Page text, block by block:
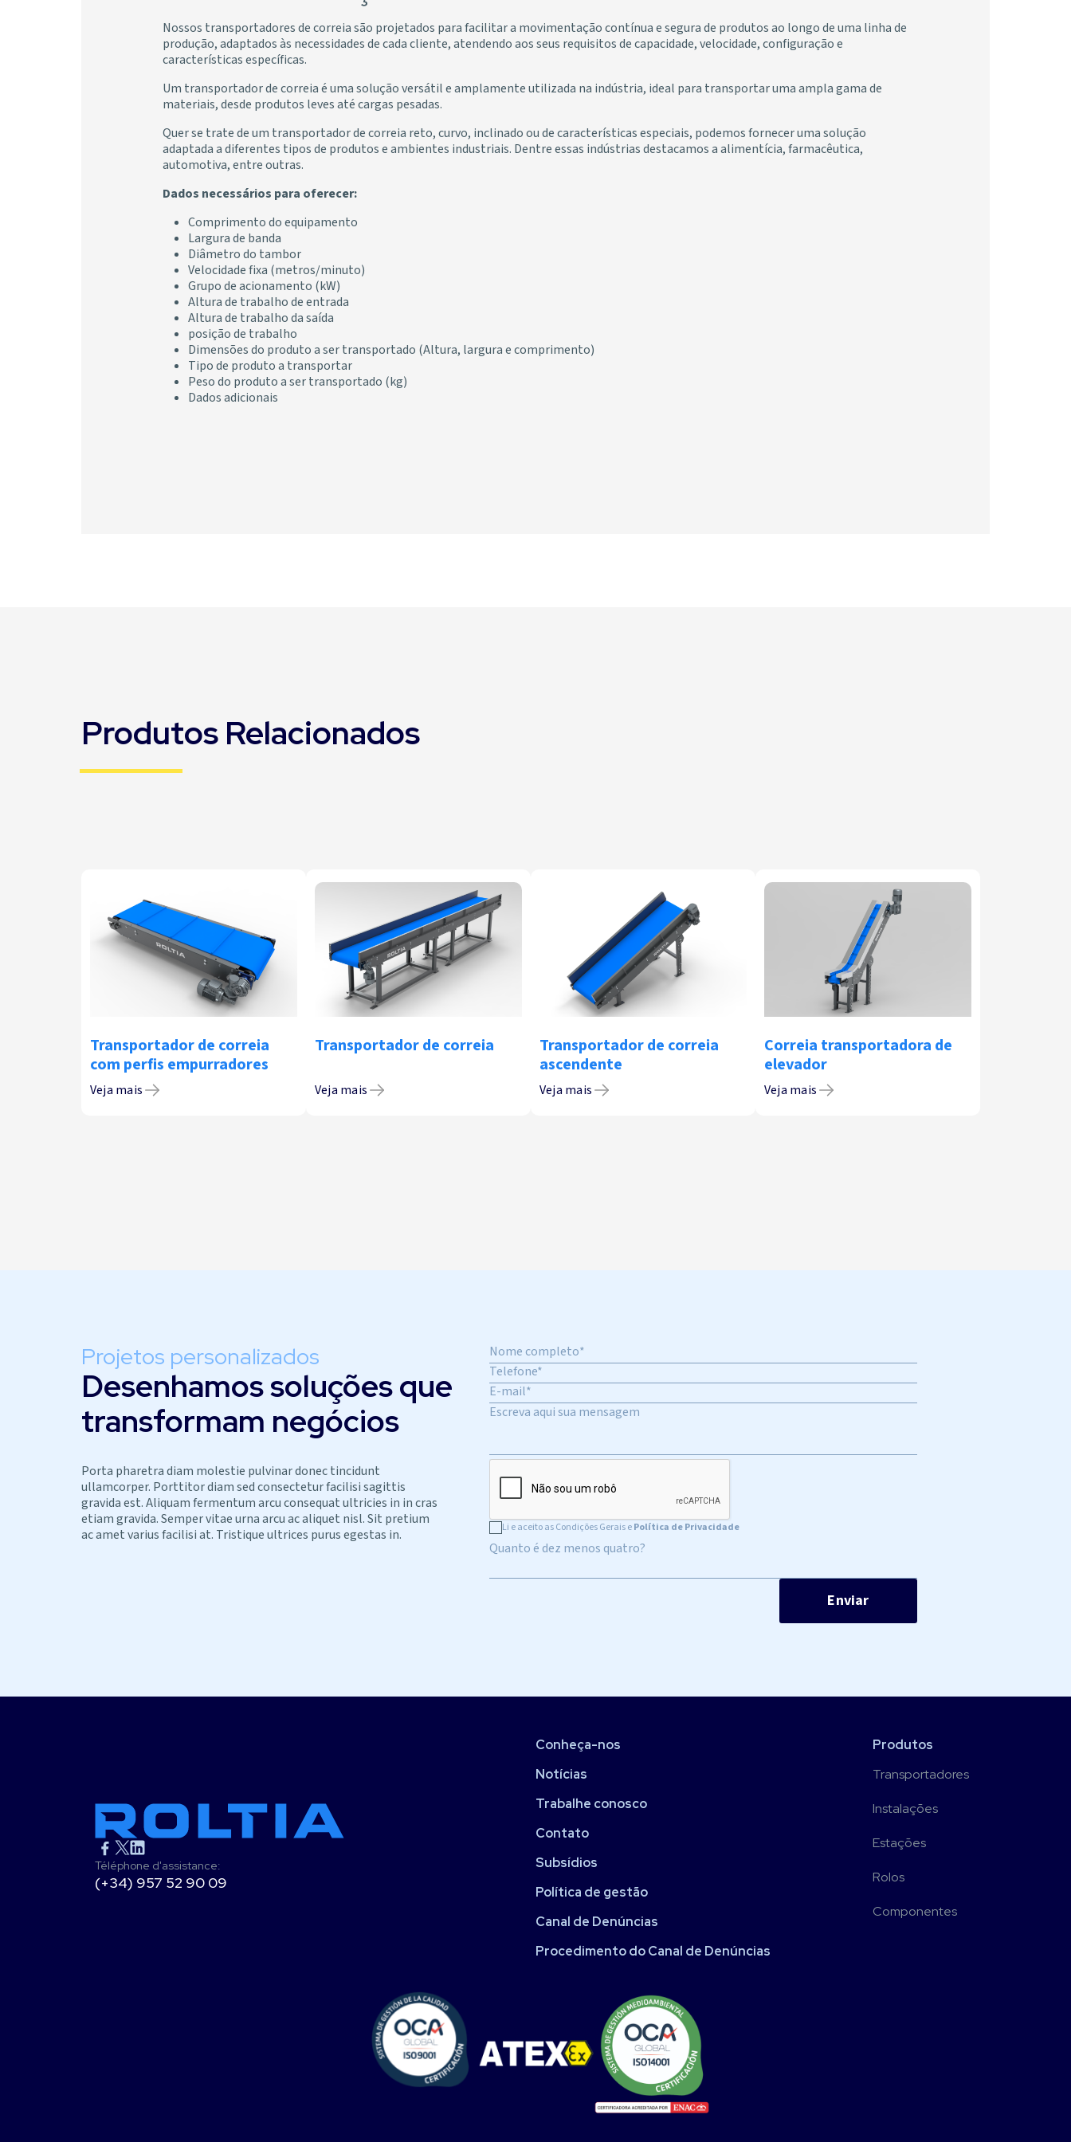
Nossos transportadores de correia são projetados para facilitar a movimentação contínua e segura de produtos ao longo de uma linha de
produção, adaptados às necessidades de cada cliente, atendendo aos seus requisitos de capacidade, velocidade, configuração e
características específicas.
Um transportador de correia é uma solução versátil e amplamente utilizada na indústria, ideal para transportar uma ampla gama de
materiais, desde produtos leves até cargas pesadas.
Quer se trate de um transportador de correia reto, curvo, inclinado ou de características especiais, podemos fornecer uma solução
adaptada a diferentes tipos de produtos e ambientes industriais. Dentre essas indústrias destacamos a alimentícia, farmacêutica,
automotiva, entre outras.
Dados necessários para oferecer:
Comprimento do equipamento
Largura de banda
Diâmetro do tambor
Velocidade fixa (metros/minuto)
Grupo de acionamento (kW)
Altura de trabalho de entrada
Altura de trabalho da saída
posição de trabalho
Dimensões do produto a ser transportado (Altura, largura e comprimento)
Tipo de produto a transportar
Peso do produto a ser transportado (kg)
Dados adicionais
Produtos Relacionados
Transportador de correia
com perfis empurradores
Veja mais
Transportador de correia
Veja mais
Transportador de correia
ascendente
Veja mais
Correia transportadora de
elevador
Veja mais
Projetos personalizados
Desenhamos soluções que
transformam negócios
Porta pharetra diam molestie pulvinar donec tincidunt
ullamcorper. Porttitor diam sed consectetur facilisi sagittis
gravida est. Aliquam fermentum arcu consequat ultricies in in cras
etiam gravida. Semper vitae urna arcu ac aliquet nisl. Sit pretium
ac amet varius facilisi at. Tristique ultrices purus egestas in.
Li e aceito as Condições Gerais ePolítica de Privacidade
Quanto é dez menos quatro?
Téléphone d'assistance:
(+34) 957 52 90 09
Conheça-nos
Notícias
Trabalhe conosco
Contato
Subsídios
Política de gestão
Canal de Denúncias
Procedimento do Canal de Denúncias
Produtos
Transportadores
Instalações
Estações
Rolos
Componentes